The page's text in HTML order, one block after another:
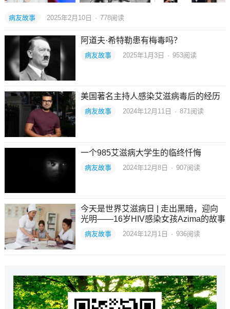
病友故事 2025年2月10日 · 778阅读
阿道夫·希特勒患有梅毒吗？
病友故事 2025年1月3日 · 953阅读
美国著名主持人感染艾滋病毒后的经历
病友故事 2024年12月11日 · 871阅读
一个985艾滋病大学生的临终忏悔
病友故事 2024年12月8日 · 907阅读
今天是世界艾滋病日 | 走出黑暗，迎向
光明——16岁HIV感染女孩Azima的故事
病友故事 2024年12月1日 · 936阅读